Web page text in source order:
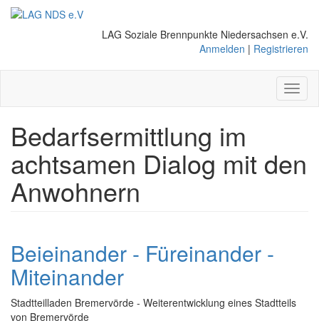
Direkt
zum
LAG Soziale Brennpunkte Niedersachsen e.V.
Anmelden | Registrieren
Bedarfsermittlung im
achtsamen Dialog mit den
Anwohnern
Beieinander - Füreinander -
Miteinander
Stadtteilladen Bremervörde - Weiterentwicklung eines Stadtteils
von Bremervörde